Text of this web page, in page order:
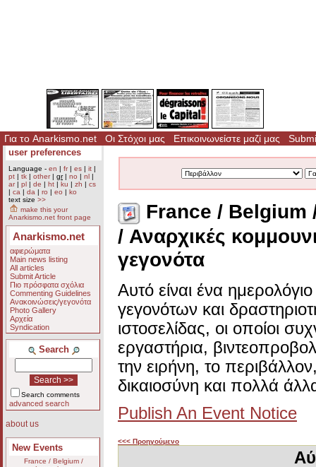
Για το Anarkismo.net Οι Στόχοι μας Επικοινωνείστε μαζί μας
user preferences
Language - en | fr| es | it |
pt | tk | other| gr| no | nl |
ar| pl | de | ht | ku | zh | cs
| ca | da | ro | eo | ko
text size >>
make this your
Anarkismo.net front page
Anarkismo.net
αφιερώματα
Main news listing
All articles
Submit Article
Πιο πρόσφατα σχόλια
Commenting Guidelines
Ανακοινώσεις/γεγονότα
Photo Gallery
Αρχεία
Syndication
Search
Search comments
advanced search
about us
New Events
France / Belgium /
France / Belgium
/ Αναρχικές
γεγονότα
Αυτό είναι ένα
γεγονότων και
ιστοσελίδας, οι οποίοι
εργαστήρια,
την ειρήνη, το
δικαιοσύνη και πολλά
Publish An Event Notice
<<< Προηγούμενο